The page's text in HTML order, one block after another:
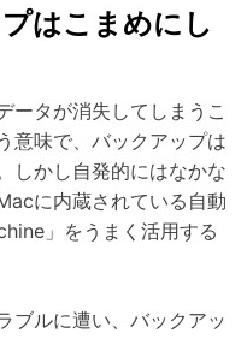
はこまめにし
ータが消失してしまうこ
意味で、バックアップは
しかし自発的にはなかな
に内蔵されている自動
」をうまく活用する
ブルに遭い、バックアッ